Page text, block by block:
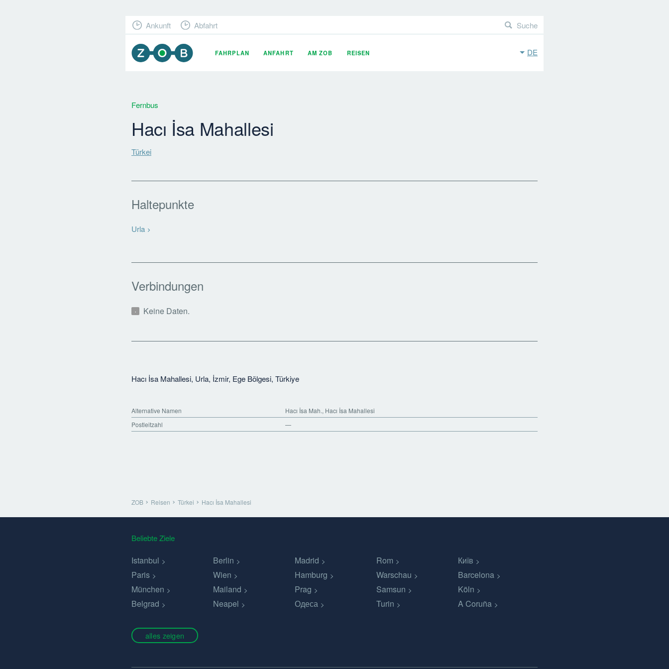
DE
FAHRPLAN ANFAHRT AM ZOB REISEN
Ankunft Abfahrt Suche
Fernbus
Hacı İsa Mahallesi
Türkei
Haltepunkte
Urla
Verbindungen
Keine Daten.
Hacı İsa Mahallesi, Urla, İzmir, Ege Bölgesi, Türkiye
Alternative Namen
Hacı İsa Mah., Hacı İsa Mahallesi
Postleitzahl
—
ZOB Reisen Türkei Hacı İsa Mahallesi
Beliebte Ziele
Istanbul Berlin Madrid Rom
Київ
Paris
Wien Hamburg Warschau
Barcelona
München
Mailand Prag Samsun
Köln
Belgrad
Neapel Одеса Turin A Coruña
alles zeigen